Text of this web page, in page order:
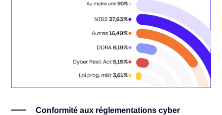
Conformité aux réglementations cyber